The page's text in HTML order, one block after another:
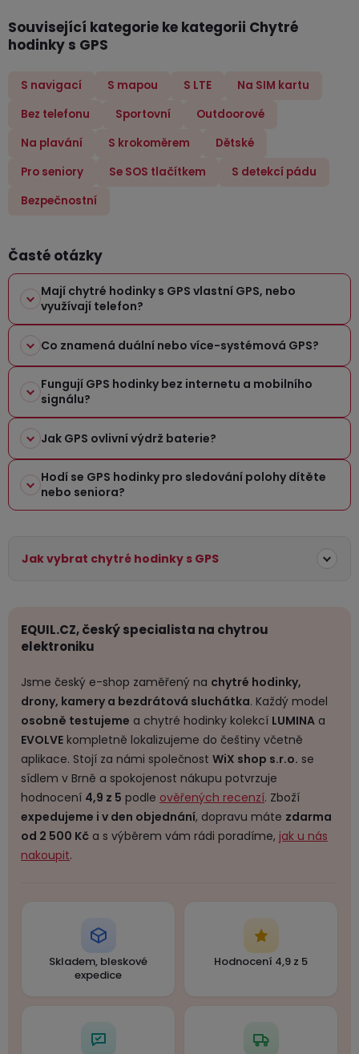
l
a
p
r
p
i
s
u
Související kategorie ke kategorii Chytré
hodinky s GPS
S navigací S mapou S LTE
Na SIM kartu
Bez telefonu
Sportovní
Outdoorové
Na plavání
S krokoměrem
Dětské
Pro seniory
Se SOS tlačítkem
S detekcí pádu
Bezpečnostní
Časté otázky
Mají chytré hodinky s GPS vlastní GPS, nebo
využívají telefon?
Co znamená duální nebo více-systémová GPS?
Fungují GPS hodinky bez internetu a mobilního
signálu?
Jak GPS ovlivní výdrž baterie?
Hodí se GPS hodinky pro sledování polohy dítěte
nebo seniora?
Jak vybrat chytré hodinky s GPS
EQUIL.CZ, český specialista na chytrou
elektroniku
Jsme český e-shop zaměřený na chytré hodinky,
drony, kamery a bezdrátová sluchátka. Každý model
osobně testujeme a chytré hodinky kolekcí LUMINA a
EVOLVE kompletně lokalizujeme do češtiny včetně
aplikace. Stojí za námi společnost WiX shop s.r.o. se
sídlem v Brně a spokojenost nákupu potvrzuje
hodnocení 4,9 z 5 podle ověřených recenzí. Zboží
expedujeme i v den objednání, dopravu máte zdarma
od 2 500 Kč a s výběrem vám rádi poradíme, jak u nás
nakoupit.
Skladem, bleskové
expedice
Hodnocení 4,9 z 5